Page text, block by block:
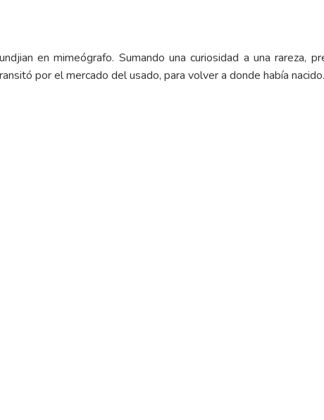
en mimeógrafo. Sumando una curiosidad a una rareza,
por el mercado del usado, para volver a donde había nacido.